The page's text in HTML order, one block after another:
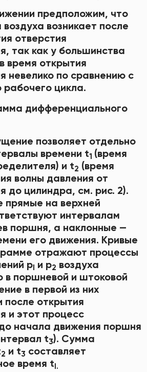
предположим, что
возникает после
отверстия
так как у большинства
время открытия
невелико по сравнению с
рабочего цикла.
дифференциального
позволяет отдельно
времени t1 (время
и t2 (время
волны давления от
до цилиндра, см. рис. 2).
прямые на верхней
интервалам
поршня, а наклонные —
его движения. Кривые
отражают процессы
рl и р2 воздуха
в поршневой и штоковой
в первой из них
после открытия
и этот процесс
начала движения поршня
t3). Сумма
2 и t3 составляет
время tІ.